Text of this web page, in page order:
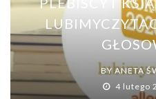
BY ANETA
4 lutego